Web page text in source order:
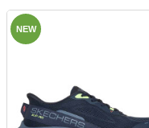
NEW